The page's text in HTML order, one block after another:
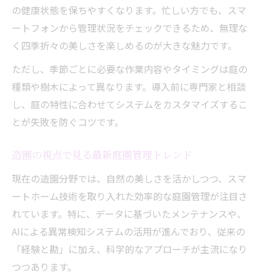
の健康状態を保ちやすくなります。忙しい方でも、スマ
ートフォンから管理状況をチェックできるため、無理な
く四季折々の美しさを楽しめるのが大きな魅力です。
ただし、季節ごとに必要な作業内容やタイミングは庭の
種類や樹木によって異なります。導入前に専門家と相談
し、庭の特性に合わせてシステムをカスタマイズするこ
とが失敗を防ぐコツです。
造園の視点で見る最新庭園管理トレンド
現在の造園分野では、自然の美しさを活かしつつ、スマ
ートホーム技術を取り入れた効率的な庭園管理が注目さ
れています。特に、データに基づいたメンテナンスや、
AIによる異常検知システムの活用が進んでおり、従来の
「経験と勘」に加え、科学的なアプローチが主流になり
つつあります。